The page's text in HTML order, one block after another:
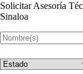
Solicitar Asesoría
Sinaloa